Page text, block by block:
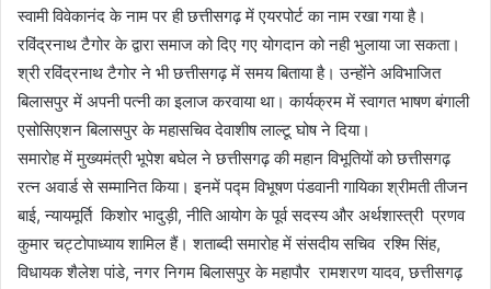
स्वामी विवेकानंद के नाम पर ही छत्तीसगढ़ में एयरपोर्ट का नाम रखा गया है।
रविंद्रनाथ टैगोर के द्वारा समाज को दिए गए योगदान को नही भुलाया जा सकता।
श्री रविंद्रनाथ टैगोर ने भी छत्तीसगढ़ में समय बिताया है। उन्होंने अविभाजित
बिलासपुर में अपनी पत्नी का इलाज करवाया था। कार्यक्रम में स्वागत भाषण बंगाली
एसोसिएशन बिलासपुर के महासचिव देवाशीष लाल्टू घोष ने दिया।
समारोह में मुख्यमंत्री भूपेश बघेल ने छत्तीसगढ़ की महान विभूतियों को छत्तीसगढ़
रत्न अवार्ड से सम्मानित किया। इनमें पद्म विभूषण पंडवानी गायिका श्रीमती तीजन
बाई, न्यायमूर्ति किशोर भादुड़ी, नीति आयोग के पूर्व सदस्य और अर्थशास्त्री प्रणव
कुमार चट्टोपाध्याय शामिल हैं। शताब्दी समारोह में संसदीय सचिव रश्मि सिंह,
विधायक शैलेश पांडे, नगर निगम बिलासपुर के महापौर रामशरण यादव, छत्तीसगढ़